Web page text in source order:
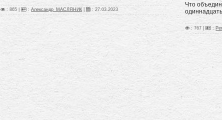
: 865 | :Александр_МАСЛЯНИК | :27.03.2023
Что
: 767 | :